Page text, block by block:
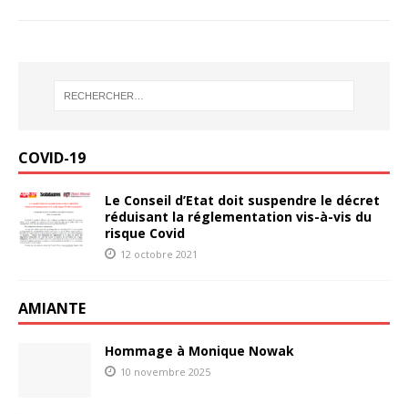
COVID-19
Le Conseil d’Etat doit suspendre le décret
réduisant la réglementation vis-à-vis du
risque Covid
12 octobre 2021
AMIANTE
Hommage à Monique Nowak
10 novembre 2025